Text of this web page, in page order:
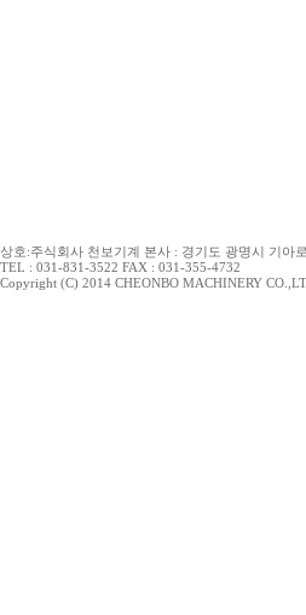
상호:주식회사 천보기계 본사 : 경기도 광명시 기아
TEL : 031-831-3522 FAX : 031-355-4732
Copyright (C) 2014 CHEONBO MACHINERY